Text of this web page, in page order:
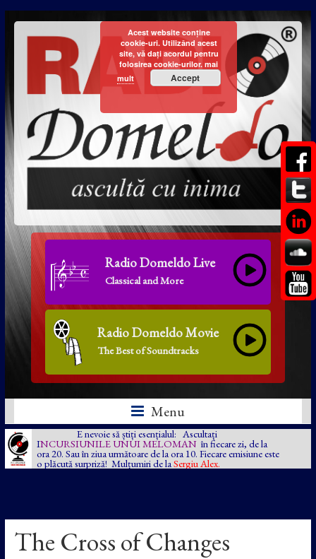
Radio Domeldo Live
Classical and More
Radio Domeldo Movie
The Best of Soundtracks
Menu
E nevoie să știți esențialul: Ascultați
INCURSIUNILE UNUI MELOMAN în fiecare zi, de la
ora 20. Sau în ziua următoare de la ora 10. Fiecare emisiune este
o plăcută surpriză! Mulțumiri de la Sergiu Alex.
The Cross of Changes
Acest website conține
cookie-uri. Utilizând acest
site, vă dați acordul pentru
folosirea cookie-urilor. mai
mult
Accept